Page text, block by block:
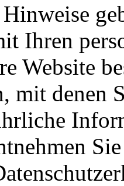
Ihren
Website
mit denen